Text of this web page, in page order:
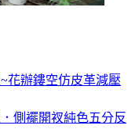
花辦鏤空仿皮革減壓
側襬開衩純色五分反